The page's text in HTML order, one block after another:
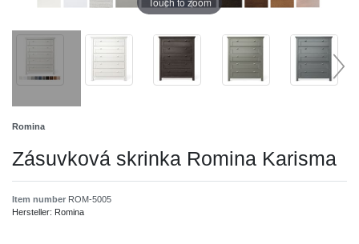
Romina
Zásuvková skrinka Romina Karisma
Item number ROM-5005
Hersteller: Romina